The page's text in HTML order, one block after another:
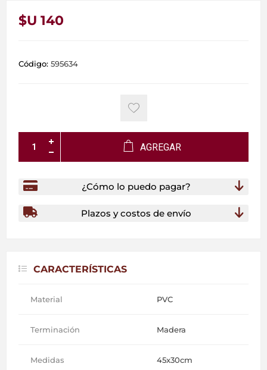
$U 140
Código: 595634
AGREGAR
¿Cómo lo puedo pagar?
Plazos y costos de envío
CARACTERÍSTICAS
Material PVC
Terminación Madera
Medidas 45x30cm